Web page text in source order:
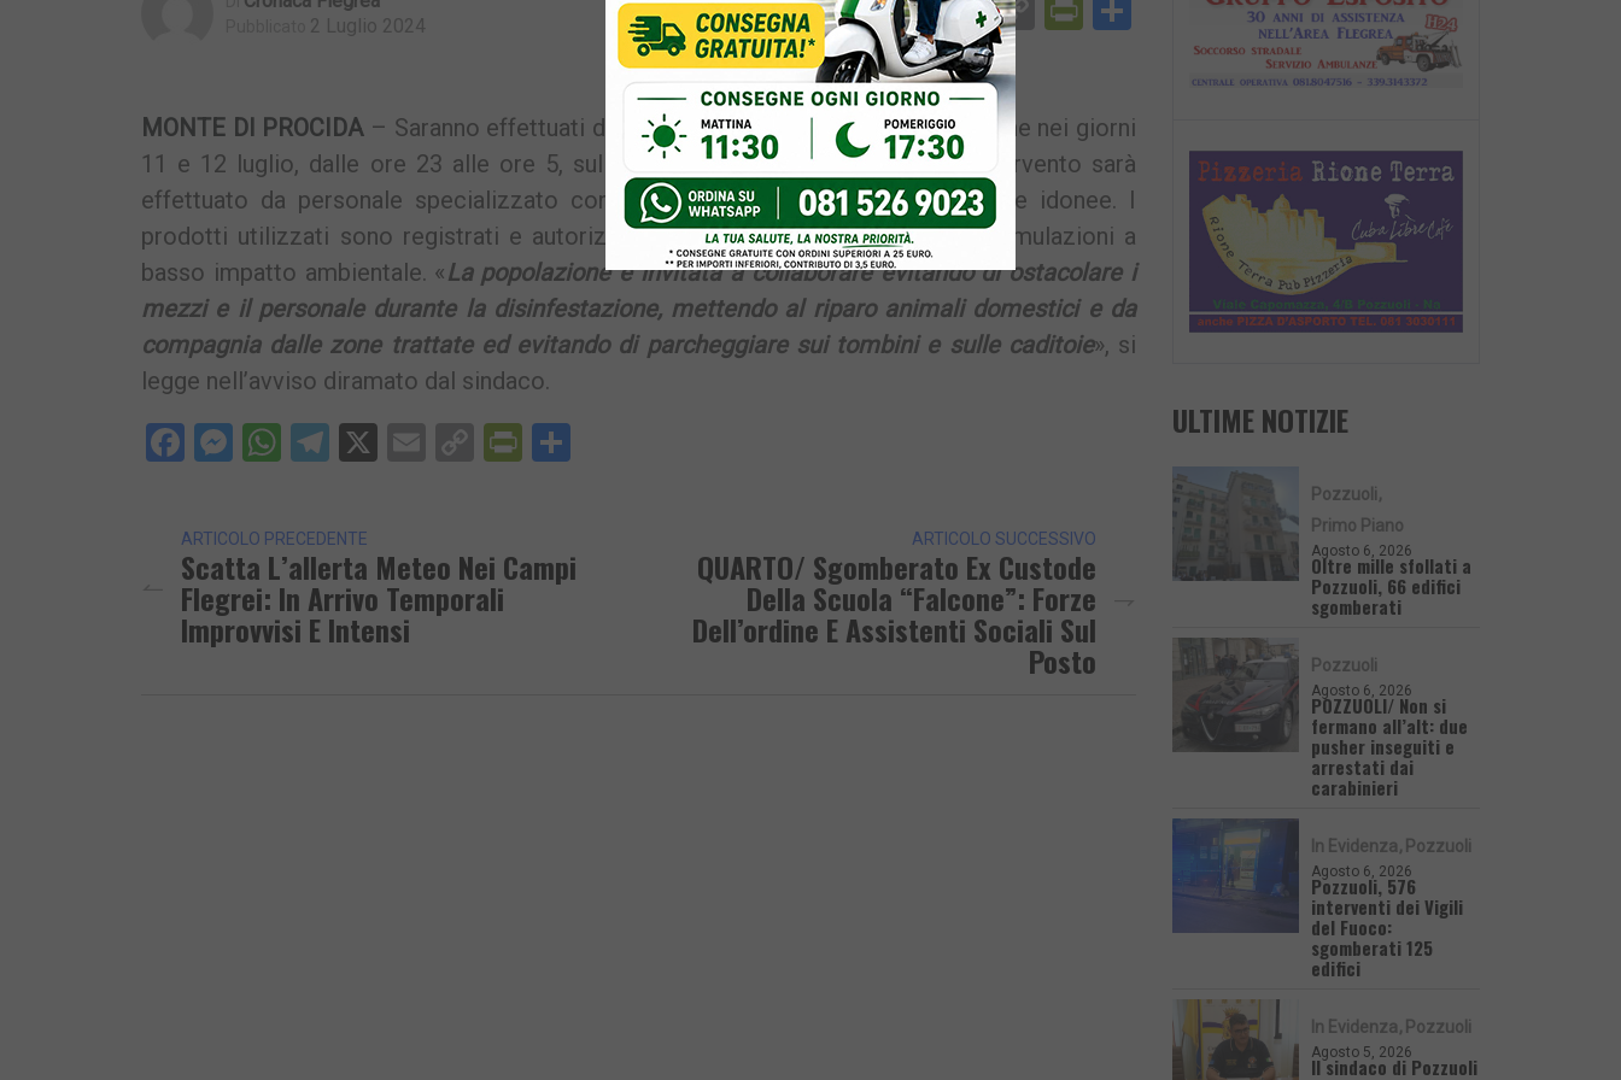
2 Luglio 2024 Facebook
Messenger
WhatsApp
Telegram
X EmailCopyPrintFriendly
Condividi
MONTE DI PROCIDA– Saranno effettuati due nuovi trattamenti di deblattizzazione nei giorni
11 e 12 luglio, dalle ore 23 alle ore 5, sul territorio di Monte di Procida. L’intervento sarà
effettuato da personale specializzato con l’ausilio di automezzi e attrezzature idonee. I
prodotti utilizzati sono registrati e autorizzati dal Ministero della Salute, in formulazioni a
basso impatto ambientale. «La popolazione è invitata a collaborare evitando di ostacolare i
mezzi e il personale durante la disinfestazione, mettendo al riparo animali domestici e da
compagnia dalle zone trattate ed evitando di parcheggiare sui tombini e sulle caditoie», si
legge nell’avviso diramato dal sindaco.
Facebook
Messenger
WhatsApp
Telegram
X EmailCopyPrintFriendly
ARTICOLO PRECEDENTE
Scatta L’allerta Meteo Nei Campi
Flegrei: In Arrivo Temporali
Improvvisi E Intensi
ARTICOLO SUCCESSIVO
QUARTO/ Sgomberato Ex Custode
Della Scuola “Falcone”: Forze
Dell’ordine E Assistenti Sociali Sul
Posto
ULTIME NOTIZIE
Pozzuoli
Primo Piano
Agosto 6, 2026
Oltre mille sfollati a
Pozzuoli, 66 edifici
sgomberati
Pozzuoli
Agosto 6, 2026
POZZUOLI/ Non si
fermano all’alt: due
pusher inseguiti e
arrestati dai
carabinieri
In Evidenza Pozzuoli
Agosto 6, 2026
Pozzuoli, 576
interventi dei Vigili
del Fuoco:
sgomberati 125
edifici
In Evidenza Pozzuoli
Agosto 5, 2026
Il sindaco di Pozzuoli